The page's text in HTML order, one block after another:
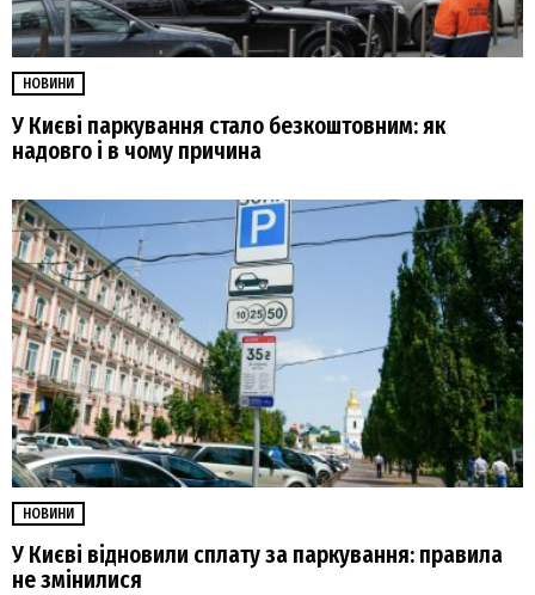
НОВИНИ
У Києві паркування стало безкоштовним: як
надовго і в чому причина
НОВИНИ
У Києві відновили сплату за паркування: правила
не змінилися